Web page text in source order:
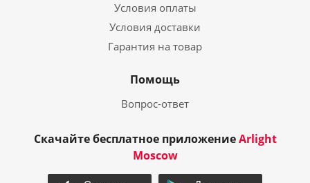
Условия оплаты
Условия доставки
Гарантия на товар
Помощь
Вопрос-ответ
Скачайте бесплатное приложениеArlight
Moscow